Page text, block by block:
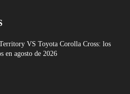
VS Toyota Corolla Cross: los
en agosto de 2026